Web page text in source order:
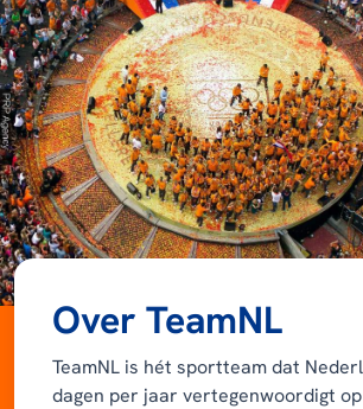
Over TeamNL
TeamNL is hét sportteam dat
dagen per jaar vertegenwoordigt op